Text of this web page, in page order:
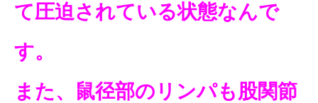
て圧迫されている状態なんで
す。
また、鼠径部のリンパも股関節